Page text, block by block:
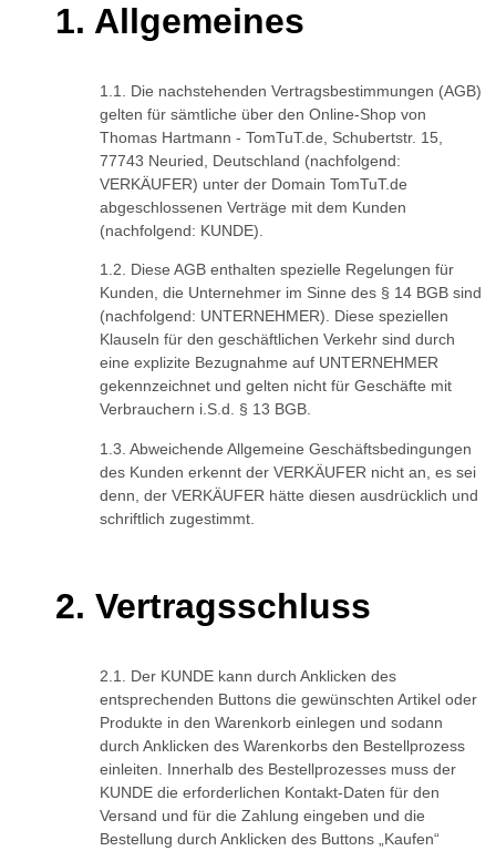
Allgemeines
Die nachstehenden Vertragsbestimmungen (AGB)
gelten für sämtliche über den Online-Shop von
Thomas Hartmann - TomTuT.de, Schubertstr. 15,
77743 Neuried, Deutschland (nachfolgend:
VERKÄUFER) unter der Domain TomTuT.de
abgeschlossenen Verträge mit dem Kunden
(nachfolgend: KUNDE).
Diese AGB enthalten spezielle Regelungen für
Kunden, die Unternehmer im Sinne des § 14 BGB sind
(nachfolgend: UNTERNEHMER). Diese speziellen
Klauseln für den geschäftlichen Verkehr sind durch
eine explizite Bezugnahme auf UNTERNEHMER
gekennzeichnet und gelten nicht für Geschäfte mit
Verbrauchern i.S.d. § 13 BGB.
Abweichende Allgemeine Geschäftsbedingungen
des Kunden erkennt der VERKÄUFER nicht an, es sei
denn, der VERKÄUFER hätte diesen ausdrücklich und
schriftlich zugestimmt.
Vertragsschluss
Der KUNDE kann durch Anklicken des
entsprechenden Buttons die gewünschten Artikel oder
Produkte in den Warenkorb einlegen und sodann
durch Anklicken des Warenkorbs den Bestellprozess
einleiten. Innerhalb des Bestellprozesses muss der
KUNDE die erforderlichen Kontakt-Daten für den
Versand und für die Zahlung eingeben und die
Bestellung durch Anklicken des Buttons „Kaufen“